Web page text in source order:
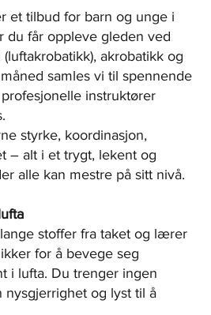
et tilbud for barn og unge i
du får oppleve gleden ved
akrobatikk og
samles vi til spennende
instruktører
styrke, koordinasjon,
– alt i et trygt, lekent og
alle kan mestre på sitt nivå.
stoffer fra taket og lærer
for å bevege seg
i lufta. Du trenger ingen
nysgjerrighet og lyst til å